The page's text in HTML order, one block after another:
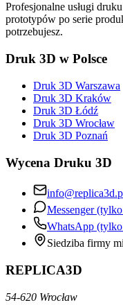
Profesjonalne usługi
prototypów po serie
potrzebujesz.
Druk 3D w Polsce
Druk 3D Warszawa
Druk 3D Kraków
Druk 3D Łódź
Druk 3D Wrocław
Druk 3D Poznań
Wycena Druku 3D
Messenger
WhatsApp
Siedziba firmy
REPLICA3D
54-620 Wrocław